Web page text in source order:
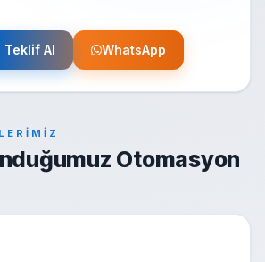
Teklif Al WhatsApp
Otomasyon